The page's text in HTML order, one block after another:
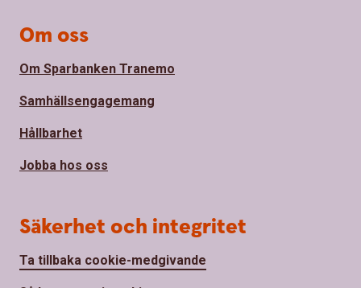
Om oss
Om Sparbanken Tranemo
Samhällsengagemang
Hållbarhet
Jobba hos oss
Säkerhet och integritet
Ta tillbaka cookie-medgivande